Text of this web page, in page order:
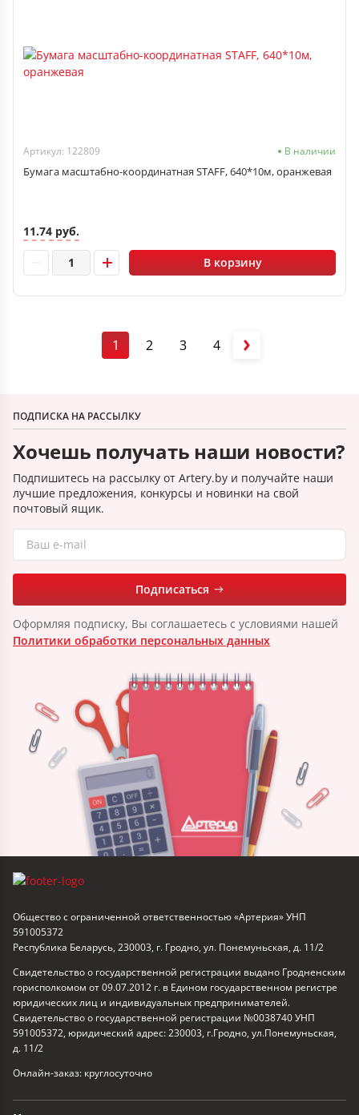
Артикул: 122809 В наличии
Бумага масштабно-координатная STAFF, 640*10м, оранжевая
11.74 руб.
В корзину
1 2 3 4
ПОДПИСКА НА РАССЫЛКУ
Хочешь получать наши новости?
Подпишитесь на рассылку от Artery.by и получайте наши
лучшие предложения, конкурсы и новинки на свой
почтовый ящик.
Подписаться
Оформляя подписку, Вы соглашаетесь с условиями нашей
Политики обработки персональных данных
Общество с ограниченной ответственностью «Артерия» УНП
591005372
Республика Беларусь, 230003, г. Гродно, ул. Понемуньская, д. 11/2
Свидетельство о государственной регистрации выдано Гродненским
горисполкомом от 09.07.2012 г. в Едином государственном регистре
юридических лиц и индивидуальных предпринимателей.
Свидетельство о государственной регистрации №0038740 УНП
591005372, юридический адрес: 230003, г.Гродно, ул.Понемуньская,
д. 11/2
Онлайн-заказ: круглосуточно